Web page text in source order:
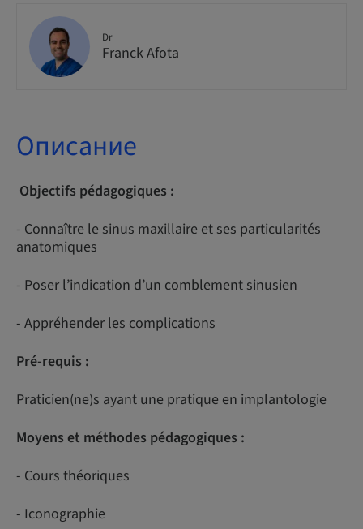
Dr
Franck Afota
Описание
Objectifs pédagogiques :
- Connaître le sinus maxillaire et ses particularités
anatomiques
- Poser l’indication d’un comblement sinusien
- Appréhender les complications
Pré-requis :
Praticien(ne)s ayant une pratique en implantologie
Moyens et méthodes pédagogiques :
- Cours théoriques
- Iconographie